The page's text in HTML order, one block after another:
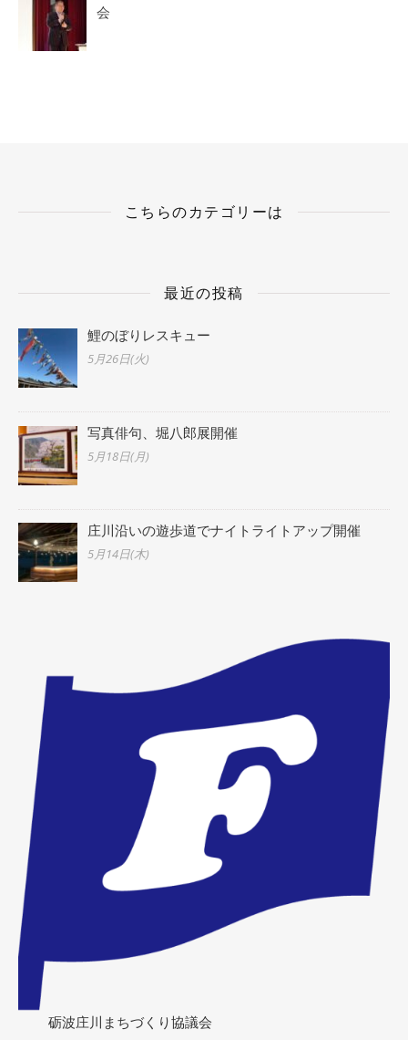
会
こちらのカテゴリーは
最近の投稿
鯉のぼりレスキュー
5月26日(火)
写真俳句、堀八郎展開催
5月18日(月)
庄川沿いの遊歩道でナイトライトアップ開催
5月14日(木)
砺波庄川まちづくり協議会